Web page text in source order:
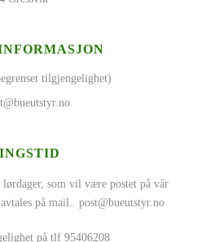
tilgjengelighet)
som vil være postet på vår
på mail.. post@bueutstyr.no
på tlf 95406208